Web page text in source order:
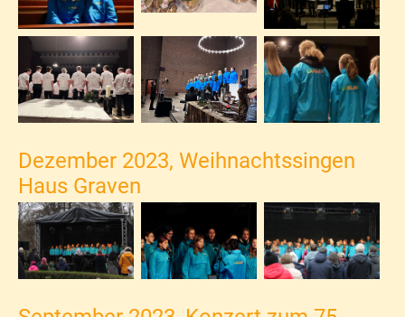
Dezember 2023, Weihnachtssingen
Haus Graven